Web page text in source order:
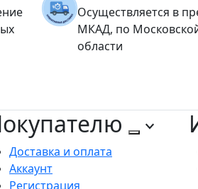
Осуществляется в
МКАД, по
области
Доставка и оплата
Аккаунт
Регистрация